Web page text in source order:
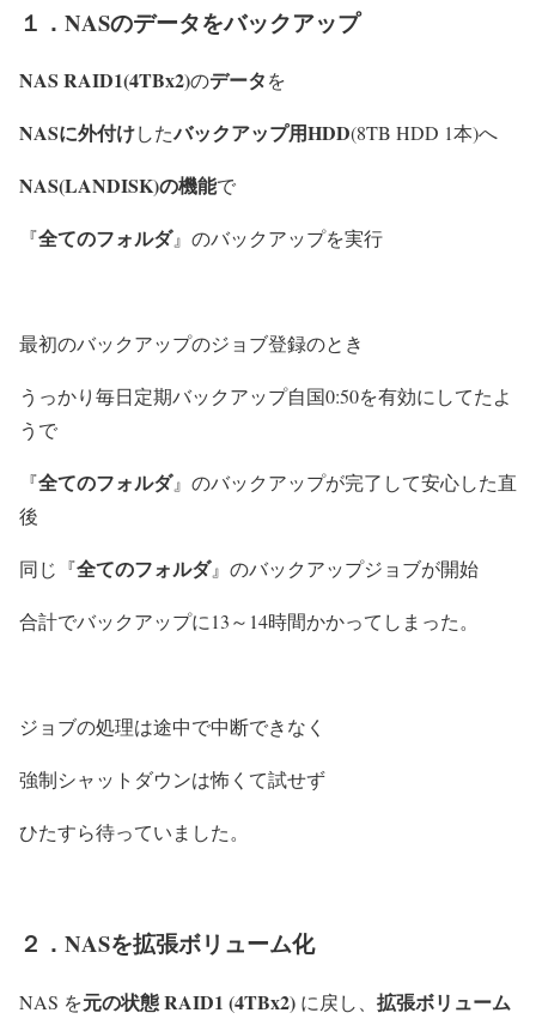
１．NASのデータをバックアップ
NAS RAID1(4TBx2)のデータを
NASに外付けしたバックアップ用HDD(8TB HDD 1本)へ
NAS(LANDISK)の機能で
『全てのフォルダ』のバックアップを実行
最初のバックアップのジョブ登録のとき
うっかり毎日定期バックアップ自国0:50を有効にしてたよ
うで
『全てのフォルダ』のバックアップが完了して安心した直
後
同じ『全てのフォルダ』のバックアップジョブが開始
合計でバックアップに13～14時間かかってしまった。
ジョブの処理は途中で中断できなく
強制シャットダウンは怖くて試せず
ひたすら待っていました。
２．NASを拡張ボリューム化
NAS を元の状態 RAID1 (4TBx2) に戻し、 拡張ボリューム